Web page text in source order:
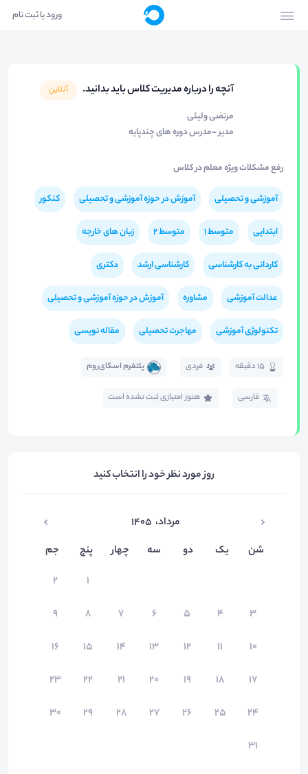
ورود یا ثبت نام
آنچه را درباره مدیریت کلاس باید بدانید. آنلاین
مرتضی ولیئی
مدیر -مدرس دوره های چندپایه
رفع مشکلات ویژه معلم در کلاس
آموزشی و تحصیلی آموزش در حوزه آموزشی و تحصیلی کنکور
ابتدایی متوسط 1 متوسط 2 زبان های خارجه
کاردانی به کارشناسی کارشناسی ارشد دکتری
عدالت آموزشی مشاوره آموزش در حوزه آموزشی و تحصیلی
تکنولوژی آموزشی مهاجرت تحصیلی مقاله نویسی
15 دقیقه فردی پلتفرم اسکای‌روم
فارسی هنوز امتیازی ثبت نشده است
روز مورد نظر خود را انتخاب کنید
مرداد، ۱۴۰۵
شن
یک دو سه چهار پنج
جم
۱
۲
۳
۴ ۵ ۶ ۷ ۸
۹
۱۰
۱۱ ۱۲ ۱۳ ۱۴ ۱۵
۱۶
۱۷
۱۸ ۱۹ ۲۰ ۲۱ ۲۲
۲۳
۲۴
۲۵ ۲۶ ۲۷ ۲۸ ۲۹
۳۰
۳۱